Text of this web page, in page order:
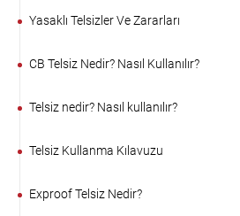
Yasaklı Telsizler Ve Zararları
CB Telsiz Nedir? Nasıl Kullanılır?
Telsiz nedir? Nasıl kullanılır?
Telsiz Kullanma Kılavuzu
Exproof Telsiz Nedir?